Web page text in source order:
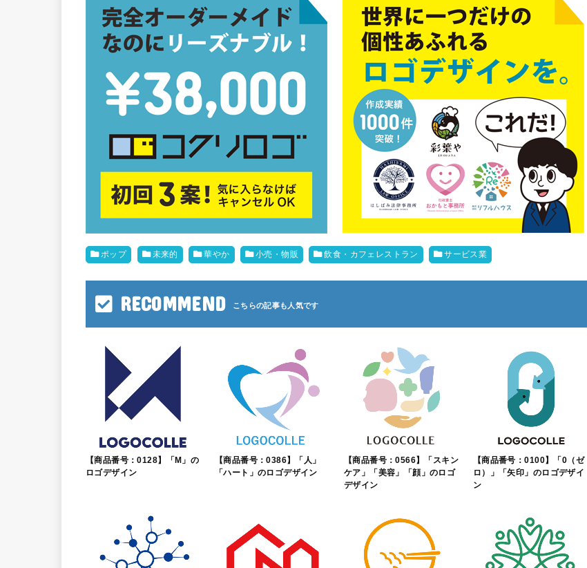
ポップ 未来的 華やか 小売・物販 飲食・カフェレストラン サービス業
RECOMMEND
【商品番号：0128】「M」の
ロゴデザイン
【商品番号：0386】「人」
「ハート」のロゴデザイン
【商品番号：0566】「スキン
ケア」「美容」「顔」のロゴ
デザイン
【商品番号：0100】「0（ゼ
ロ）」「矢印」のロゴデザイ
ン